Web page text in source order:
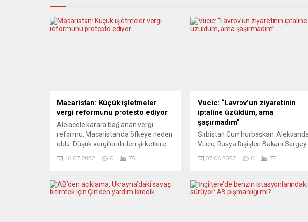
Macaristan: Küçük işletmeler
vergi reformunu protesto ediyor
Alelacele karara bağlanan vergi
reformu, Macaristan’da öfkeye neden
oldu. Düşük vergilendirilen şirketlere
oranlı verginin şartları eylül ayı
etkilenen yaklaşık 450 bin kişinin
birçoğu bu şartları karşılayamayarak
16.07.2022 0 79
Vucic: “Lavrov’un ziyaretinin
iptaline üzüldüm, ama
şaşırmadım”
Sırbistan Cumhurbaşkanı
Vucic, Rusya Dışişleri Bakanı Sergey
edilmesinden üzüntü duyduğunu
Sırbistan Radyo ve Televizyon (RTS)
yayınına katılarak ülke gündemine
07.06.2022 0 77